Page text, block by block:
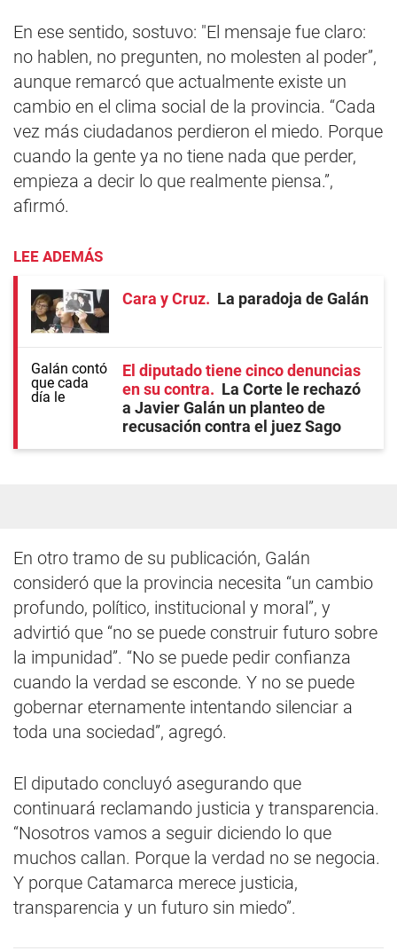
En ese sentido, sostuvo: "El mensaje fue claro:
no hablen, no pregunten, no molesten al poder”,
aunque remarcó que actualmente existe un
cambio en el clima social de la provincia. “Cada
vez más ciudadanos perdieron el miedo. Porque
cuando la gente ya no tiene nada que perder,
empieza a decir lo que realmente piensa.”,
afirmó.
LEE ADEMÁS
Cara y Cruz La paradoja de Galán
El diputado tiene cinco denuncias
en su contra
La Corte le rechazó
a Javier Galán un planteo de
recusación contra el juez Sago
En otro tramo de su publicación, Galán
consideró que la provincia necesita “un cambio
profundo, político, institucional y moral”, y
advirtió que “no se puede construir futuro sobre
la impunidad”. “No se puede pedir confianza
cuando la verdad se esconde. Y no se puede
gobernar eternamente intentando silenciar a
toda una sociedad”, agregó.
El diputado concluyó asegurando que
continuará reclamando justicia y transparencia.
“Nosotros vamos a seguir diciendo lo que
muchos callan. Porque la verdad no se negocia.
Y porque Catamarca merece justicia,
transparencia y un futuro sin miedo”.